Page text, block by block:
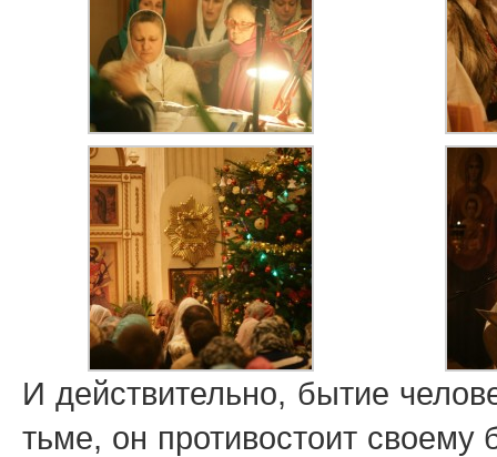
И действительно, бытие
тьме, он противостоит